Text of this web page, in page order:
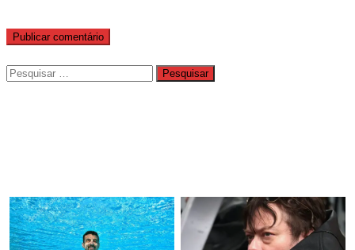
Pesquisar
por: